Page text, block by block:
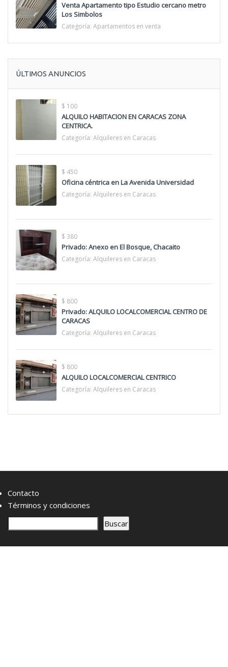
Venta Apartamento tipo Estudio cercano metro
Los Simbolos
Categoría: Apartamentos en venta
ÚLTIMOS ANUNCIOS
$ 100
ALQUILO HABITACION EN CARACAS ZONA
CENTRICA.
Categoría: Alquileres en Caracas
$ 450
Oficina céntrica en La Avenida Universidad
Categoría: Alquileres en Caracas
$ 380
Privado: Anexo en El Bosque, Chacaito
Categoría: Alquileres en Caracas
$ 800
Privado: ALQUILO LOCALCOMERCIAL CENTRO DE
CARACAS
Categoría: Alquileres en Caracas
$ 800
ALQUILO LOCALCOMERCIAL CENTRICO
Categoría: Alquileres en Caracas
Contacto
Términos y condiciones
s
Buscar